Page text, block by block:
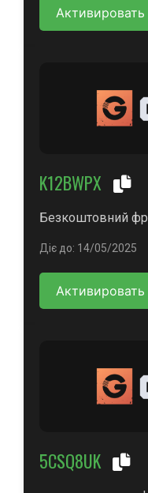
Активировать
K12BWPX
Безкоштовний
Діє до: 14/05/2025
Активировать
5CSQ8UK